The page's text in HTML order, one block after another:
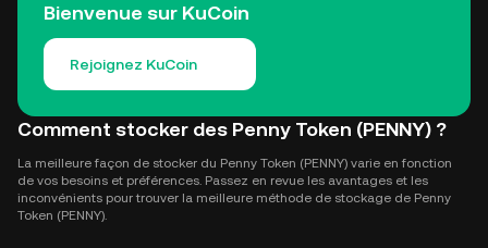
Bienvenue sur KuCoin
Rejoignez KuCoin
Comment stocker des Penny Token (PENNY) ?
La meilleure façon de stocker du Penny Token (PENNY) varie en fonction
de vos besoins et préférences. Passez en revue les avantages et les
inconvénients pour trouver la meilleure méthode de stockage de Penny
Token (PENNY).